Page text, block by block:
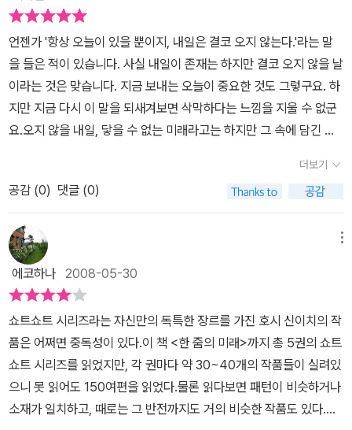
는 못하지만 '불신이야말로 안전에 대한 최고의 보장인 셈이다.'란 말
을 상기하며 열심히 추리해보는 시간은 나른한 오후 퇴근길에 큰 활
력을 주었었다.대체 몇 편까지 시리즈가 있는지는 잘 모르겠지만 개
인적으로 호시 신이치의 다른 작품도 기다려 본다. 그리고는 갈망한
다. 내 뒷통수 빵꾸나도 좋으니 마구마구 쳐주기를..
호의 뜻을 전하지만, 그 별의 생명체는 '기다려 달라'고 한다. 배경은
우주지만 복잡하고 느린 관료집단에 대한 비판의식이 숨어있다. [제1
부 제1과장]은 사업을 시작하려고 관청을 찾은 남자의 이야기로, 직
설적으로 비판의식을 드러낸다. 두 작품을 비교해 가며 읽는 것도 좋
은 듯.호시 신이치의 선지자적 혜안에 다시금 감탄한 작품이 있다. 바
로 [번호를 불러주세요](p.163). 휴가를 이용, 홀로 산 속 호수를 찾
지만 옷이 물에 젖은 것은 물론이거니와 신용카드 같은 것이 모두 빠
져 버렸다. 자동화된 시스탬에 익숙해져서 카드번호, 통장번호 같은
걸 기억하지 않던 남자는 곤란한 상황에 처한다. (남자가 처한 곤란한
상황은 상당히 흥미진진함.) 결국 남자는 한가지 해결책을 생각해 낸
다. 뭘까?^^ 이건 오늘날 우리의 모습 아닌가? 긴 설명이 필요 없을
듯. 소개하고 싶은 작품이 너무 많다. 로봇과 인간의 사랑, 일본인의
놀라운 경제관념을 보여주는 [사랑의 작용](p.59), 도둑 3명의 갈등
상황을 통해 인간의 심리를 풍자적으로 다룬 [성숙](p.65), 직설적인
사회풍자극 [우리 아이만은](p.100)등. [이상한 귀신](p.141)과 [불
쌍한 증상](p.173)은 그냥(^^) 재미있었다. 자세하게 이야기하고 싶
은 작품은 [은신처](p.127)와 [범죄무대](p.186)이다. 전하고자 하
는 메시지와 흥미진진함이 절묘하게 어울린 좋은 작품. [은신처] 항상
이 있다. 어찌 보면 미래 사회는 과학 기술의 발달로 조금 더 편리해질
수는 있겠지만 그에 따른 불편도 감수해야 된다. 결국 아이러니하게
도 무엇을 위한 진보인지 헷갈린다.미래에 대한 전망이 밝지 않다. 일
종의 경고처럼 느껴진다. 호시 신이치 자신은 그의 작품이 사람들에
게 재미를 주길 원한다고 하지만 단순한 재미를 뛰어넘는 경각심이
생긴다. 마치 달착지근한 캡슐에 담긴 쓰디쓴 약을 먹는 느낌이다. 그
냥 꿀꺽 삼켜버리면 달게 느낄 뿐이지만 잠시 그 맛을 음미하면, 어느
새 본래의 쓴 맛이 느껴진다. 약의 목적은 병을 치료하기 위해서다. 우
리가 치료해야 될 병은 무엇일까?짧은 단편 속에 등장하는 인물들은
해 등장하고 엉뚱하고 황당한 일들은 현실의 부조리와 닮아 있다.<유
행병>과 <번호를 불러주세요>는 편리해진 세상이 때론 굉장히 불편
하고 괴로운 상황을 만든다. 인간의 욕망은 편리함을 위주로 기계화
된 세상을 만드는 것이다. 그렇다면 인간마저 기계화된다고 해서 이
상할 것도 없는 것이다. <사랑의 작용>은 오히려 로봇이 더 인간적으
로 표현된다. ‘인간답다.’는 표현을 정작 인간에게 사용하기 힘들어지
는 것은 왜 일까?지구를 한 순간에 초토화시키는 핵무기를 개발하고
서로를 향해 위협하는 현실은 너무나 우스꽝스럽다. A물고기가 B물
고기를 죽이기 위해 몰래 물에다 독약을 뿌린다면 분명 어리석다고
언젠가 '항상 오늘이 있을 뿐이지, 내일은 결코 오지 않는다.'라는 말
을 들은 적이 있습니다. 사실 내일이 존재는 하지만 결코 오지 않을 날
이라는 것은 맞습니다. 지금 보내는 오늘이 중요한 것도 그렇구요. 하
지만 지금 다시 이 말을 되새겨보면 삭막하다는 느낌을 지울 수 없군
요.오지 않을 내일, 닿을 수 없는 미래라고는 하지만 그 속에 담긴 꿈
라니 섭섭하기까지 하네요. 반면에 이 책 '한 줌의 미래'는 아직 오지
않은 내일에 대해서 생각하게 하는 점이 있습니다.제목이 '한 줌의 미
래'라서 그 쪽으로 사고가 고정되었는지도 모른다는 생각도 해봤지만
의미심장하기도 하고 씁쓸하기도 한 여운을 주는 마무리 때문에 다가
오지 않은 미래에 대해서 생각하게 되더군요. 이 책 역시 호시 신이치
의 다른 책들처럼 쇼트-쇼트 스토리로 채워져 있습니다. 지구인 것으
로 추정되지만 시공간도 모호하고 인물의 이름은 N씨로 표기 되기 때
문에 그 인물에 대한 감각도 모호합니다. 그리고 그 모호함을 바탕으
로 한 이야기는 짧지만 기발하기 그지 없구요. 이야기의 끝에 묘한 여
운이 남습니다. 32개의 짧은 이야기, 하지만 여운만은 짧지 않아서 더
마음에 들었습니다. 20센티미터 정도의 작은 크기의 사람이 어떤 사
람에게 학대를 받고 그것이 또 유명해져서 사회적 파장을 불러 일어
더보기
공감 (0) 댓글 (0)
에코하나 2008-05-30
쇼트쇼트 시리즈라는 자신만의 독특한 장르를 가진 호시 신이치의 작
품은 어쩌면 중독성이 있다.이 책 <한 줌의 미래>까지 총 5권의 쇼트
쇼트 시리즈를 읽었지만, 각 권마다 약 30~40개의 작품들이 실려있
으니 못 읽어도 150여편을 읽었다.물론 읽다보면 패턴이 비슷하거나
소재가 일치하고, 때로는 그 반전까지도 거의 비슷한 작품도 있다.그